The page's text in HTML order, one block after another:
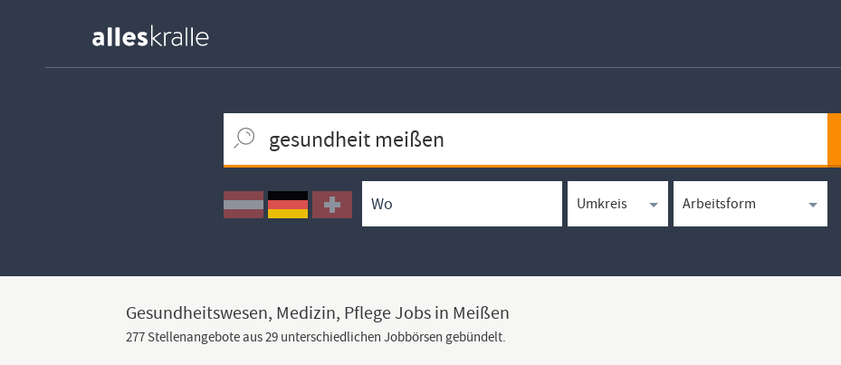
Ortssuche
Umkreissuche
Arbeitsform
Gesundheitswesen, Medizin, Pflege Jobs in Meißen
277 Stellenangebote aus 29 unterschiedlichen Jobbörsen gebündelt.